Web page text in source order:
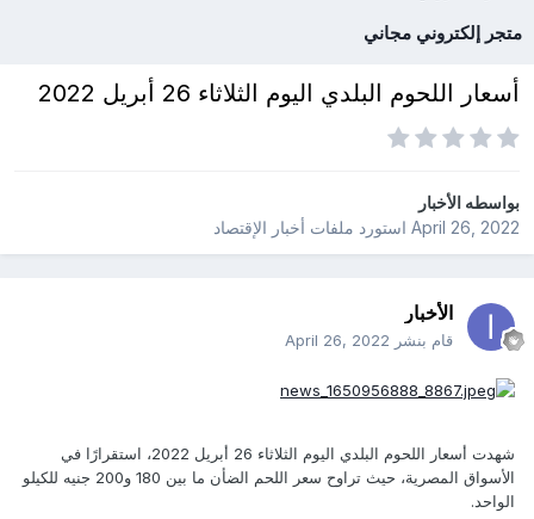
متجر إلكتروني مجاني
أسعار اللحوم البلدي اليوم الثلاثاء 26 أبريل 2022
بواسطهالأخبار
April 26, 2022استورد ملفات أخبار الإقتصاد
الأخبار
قام بنشر April 26, 2022
شهدت أسعار اللحوم البلدي اليوم الثلاثاء 26 أبريل 2022، استقرارًا في
الأسواق المصرية، حيث تراوح سعر اللحم الضأن ما بين 180 و200 جنيه للكيلو
الواحد.